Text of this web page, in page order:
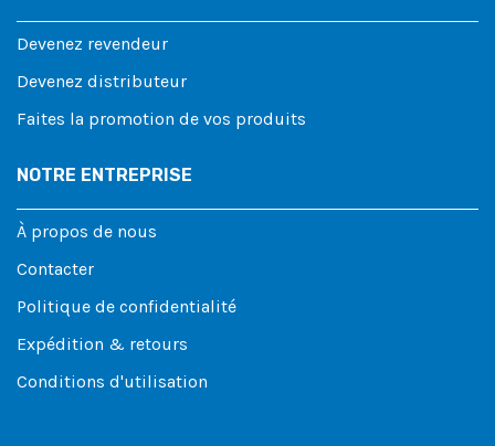
Devenez revendeur
Devenez distributeur
Faites la promotion de vos produits
NOTRE ENTREPRISE
À propos de nous
Contacter
Politique de confidentialité
Expédition & retours
Conditions d'utilisation